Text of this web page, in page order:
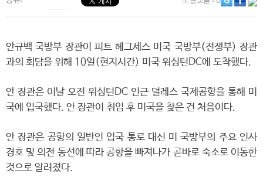
안규백 국방부 장관이 피트 헤그세스 미국 국방부(전쟁부) 장관
과의 회담을 위해 10일(현지시간) 미국 워싱턴DC에 도착했다.
안 장관은 이날 오전 워싱턴DC 인근 덜레스 국제공항을 통해 미
국에 입국했다. 안 장관이 취임 후 미국을 찾은 건 처음이다.
안 장관은 공항의 일반인 입국 통로 대신 미 국방부의 주요 인사
경호 및 의전 동선에 따라 공항을 빠져나가 곧바로 숙소로 이동한
것으로 알려졌다.